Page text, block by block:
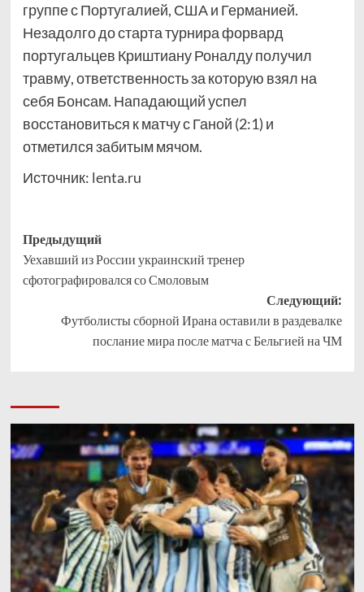
группе с Португалией, США и Германией.
Незадолго до старта турнира форвард
португальцев Криштиану Роналду получил
травму, ответственность за которую взял на
себя Бонсам. Нападающий успел
восстановиться к матчу с Ганой (2:1) и
отметился забитым мячом.
Источник: lenta.ru
Навигация
записи
Предыдущий
Уехавший из России украинский тренер
сфотографировался со Смоловым
Следующий:
Футболисты сборной Ирана оставили в раздевалке
послание мира после матча с Бельгией на ЧМ